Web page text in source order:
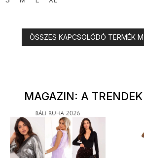
ÖSSZES KAPCSOLÓDÓ TERMÉK
MAGAZIN: A